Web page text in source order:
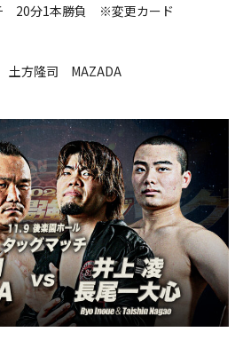
20分1本勝負 ※変更カード
方隆司 MAZADA